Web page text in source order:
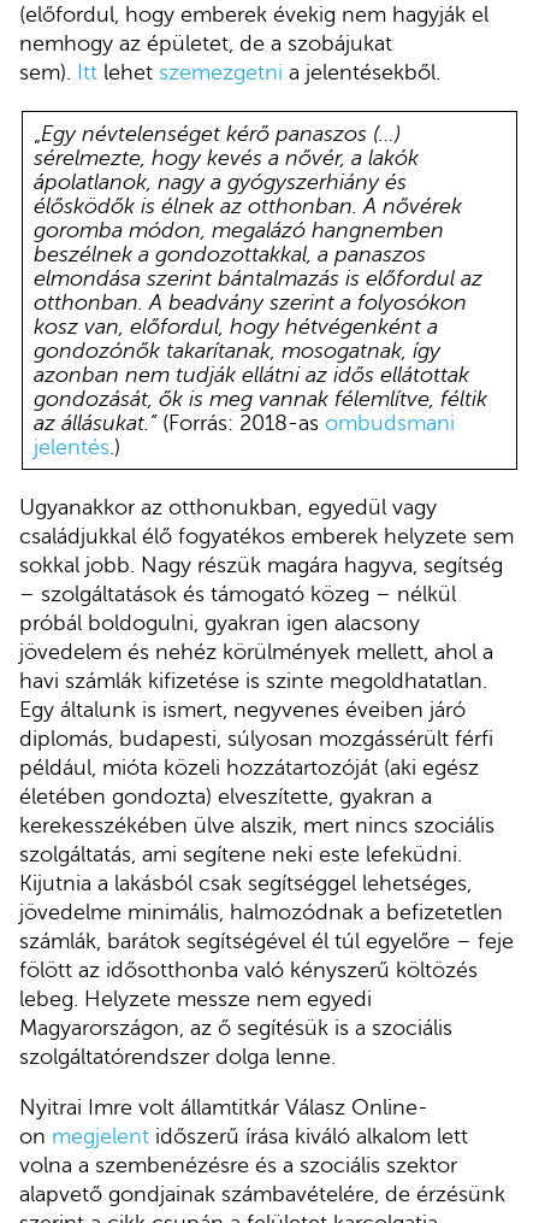
(előfordul, hogy emberek évekig nem hagyják el
nemhogy az épületet, de a szobájukat
sem). Itt lehet szemezgetni a jelentésekből.
Egy névtelenséget kérő panaszos (…)
sérelmezte, hogy kevés a nővér, a lakók
ápolatlanok, nagy a gyógyszerhiány és
élősködők is élnek az otthonban. A nővérek
goromba módon, megalázó hangnemben
beszélnek a gondozottakkal, a panaszos
elmondása szerint bántalmazás is előfordul az
otthonban. A beadvány szerint a folyosókon
kosz van, előfordul, hogy hétvégenként a
gondozónők takarítanak, mosogatnak, így
azonban nem tudják ellátni az idős ellátottak
gondozását, ők is meg vannak félemlítve, féltik
az állásukat.”(Forrás: 2018-as ombudsmani
jelentés.)
Ugyanakkor az otthonukban, egyedül vagy
családjukkal élő fogyatékos emberek helyzete sem
sokkal jobb. Nagy részük magára hagyva, segítség
– szolgáltatások és támogató közeg – nélkül
próbál boldogulni, gyakran igen alacsony
jövedelem és nehéz körülmények mellett, ahol a
havi számlák kifizetése is szinte megoldhatatlan.
Egy általunk is ismert, negyvenes éveiben járó
diplomás, budapesti, súlyosan mozgássérült férfi
például, mióta közeli hozzátartozóját (aki egész
életében gondozta) elveszítette, gyakran a
kerekesszékében ülve alszik, mert nincs szociális
szolgáltatás, ami segítene neki este lefeküdni.
Kijutnia a lakásból csak segítséggel lehetséges,
jövedelme minimális, halmozódnak a befizetetlen
számlák, barátok segítségével él túl egyelőre – feje
fölött az idősotthonba való kényszerű költözés
lebeg. Helyzete messze nem egyedi
Magyarországon, az ő segítésük is a szociális
szolgáltatórendszer dolga lenne.
Nyitrai Imre volt államtitkár Válasz Online-
on megjelent időszerű írása kiváló alkalom lett
volna a szembenézésre és a szociális szektor
alapvető gondjainak számbavételére, de érzésünk